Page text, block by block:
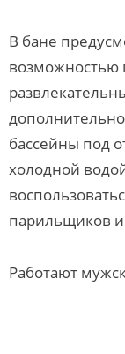
В бане
возможностью
бассейны под
холодной
парильщиков
Работают